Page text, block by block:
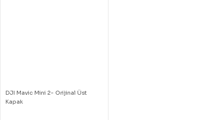
DJI Mavic Mini 2- Orijinal Üst
Kapak